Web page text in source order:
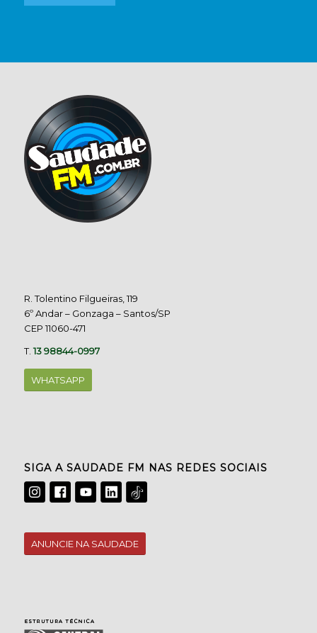
R. Tolentino Filgueiras, 119
6º Andar – Gonzaga – Santos/SP
CEP 11060-471
T.13 98844-0997
WHATSAPP
SIGA A SAUDADE FM NAS REDES SOCIAIS
ANUNCIE NA SAUDADE